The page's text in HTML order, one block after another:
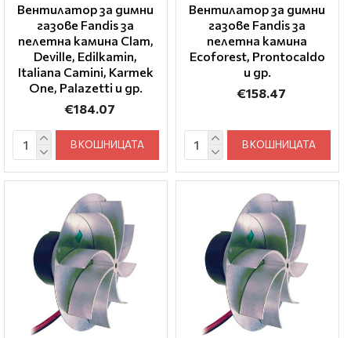
Вентилатор за димни
газове Fandis за
пелетна камина Clam,
Deville, Edilkamin,
Italiana Camini, Karmek
One, Palazetti и др.
€184.07
В КОШНИЦАТА
Вентилатор за димни
газове Fandis за
пелетна камина
Ecoforest, Prontocaldo
и др.
€158.47
В КОШНИЦАТА